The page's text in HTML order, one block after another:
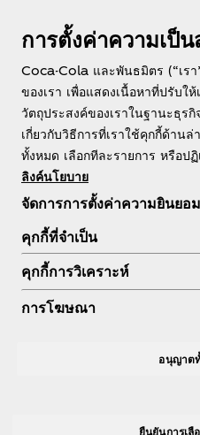
ปร
เกี่ยวกับเรา
หากต้องการความช่วยเหลือ
การตั้งค่าความเป็
Coca-Cola และพันธมิตร (“เรา
ของเรา เพื่อแสดงเนื้อหาที่ปรับใ
วัตถุประสงค์ของเราในฐานะธุร
เกี่ยวกับวิธีการที่เราใช้คุกกี้ด้าน
ทั้งหมด เลือกทีละรายการ หรือป
ลิงค์นโยบาย
จัดการการตั้งค่าความยินยอม
คุกกี้ที่จำเป็น
คุกกี้การวิเคราะห์
การโฆษณา
อนุญาต
ยืนยันการเลื